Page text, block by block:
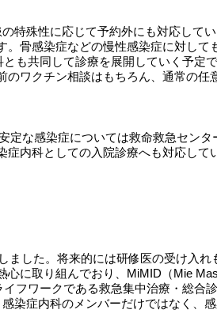
特殊性に応じて予約外にも対応して
骨感染症などの慢性感染症に対して
も共同して診療を展開していく予定で
ワクチン相談はもちろん、通常の任
定な感染症については救命救急センタ
内科としての入院診療へも対応して
ました。将来的には研修医の受け入れ
に取り組んでおり、MiMID（Mie
フワークである救急集中治療・総合
染症内科のメンバーだけではなく、